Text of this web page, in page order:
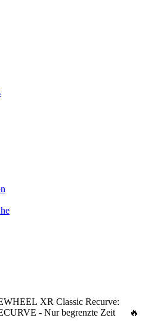
XR Classic Recurve:
- Nur begrenzte Zeit 🔥